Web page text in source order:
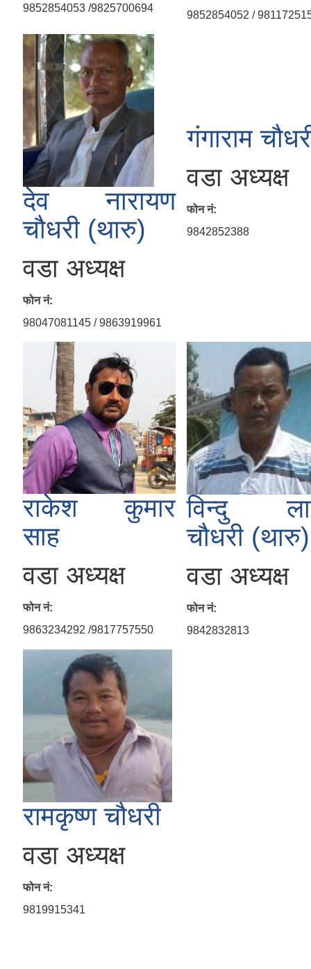
9852854053 /9825700694
9852854052 /
देव नारायण
चौधरी (थारु)
वडा अध्यक्ष
फोन नं:
98047081145 / 9863919961
गंगाराम
वडा अध्यक्ष
फोन नं:
9842852388
राकेश कुमार
साह
वडा अध्यक्ष
फोन नं:
9863234292 /9817757550
विन्दु
चौधरी (थारु)
वडा अध्यक्ष
फोन नं:
9842832813
रामकृष्ण चौधरी
वडा अध्यक्ष
फोन नं:
9819915341